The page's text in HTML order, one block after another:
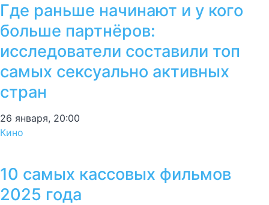
Где раньше начинают и у кого
больше партнёров:
исследователи составили топ
самых сексуально активных
стран
26 января, 20:00
Кино
10 самых кассовых фильмов
2025 года